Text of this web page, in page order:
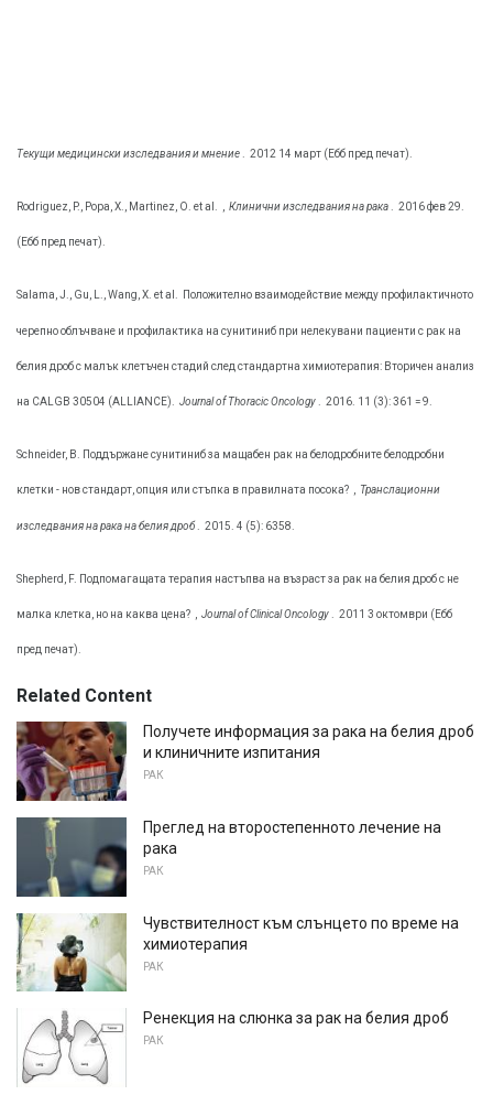
Текущи медицински изследвания и мнение 2012 14 март (Ебб пред печат).
Rodriguez, P., Popa, X., Martinez, O. et al. , Клинични изследвания на рака. 2016 фев 29.
(Ебб пред печат).
Salama, J., Gu, L., Wang, Х. et al. Положително взаимодействие между профилактичното
черепно облъчване и профилактика на сунитиниб при нелекувани пациенти с рак на
белия дроб с малък клетъчен стадий след стандартна химиотерапия: Вторичен анализ
на CALGB 30504 (ALLIANCE). Journal of Thoracic Oncology. 2016. 11 (3): 361 = 9.
Schneider, B. Поддържане сунитиниб за мащабен рак на белодробните белодробни
клетки - нов стандарт, опция или стъпка в правилната посока? , Транслационни
изследвания на рака на белия дроб 2015. 4 (5): 6358.
Shepherd, F. Подпомагащата терапия настъпва на възраст за рак на белия дроб с не
малка клетка, но на каква цена? Journal of Clinical Oncology 2011 3 октомври (Ебб
пред печат).
Related Content
Получете информация за рака на белия дроб
и клиничните изпитания
РАК
Преглед на второстепенното лечение на
рака
РАК
Чувствителност към слънцето по време на
химиотерапия
РАК
Ренекция на слюнка за рак на белия дроб
РАК